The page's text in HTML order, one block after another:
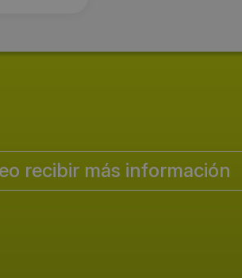
recibir más información